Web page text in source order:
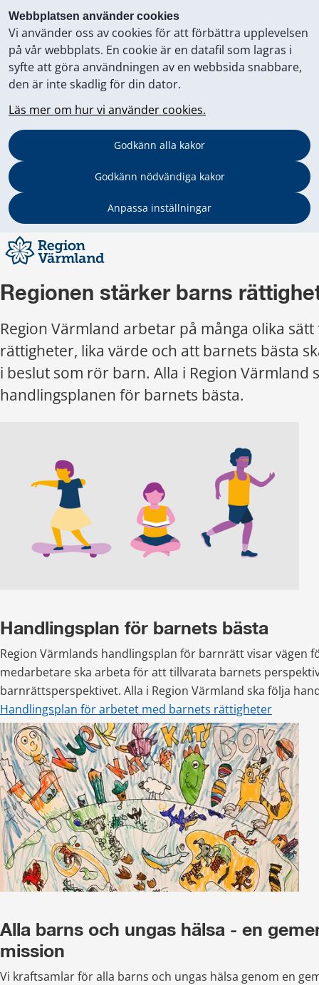
Webbplatsen använder cookies
Vi använder oss av cookies för att förbättra upplevelsen
på vår webbplats. En cookie är en datafil som lagras i
syfte att göra användningen av en webbsida snabbare,
den är inte skadlig för din dator.
Läs mer om hur vi använder cookies.
Godkänn alla kakor
Godkänn nödvändiga kakor
Anpassa inställningar
Regionen stärker barns
Region Värmland arbetar på många olika
rättigheter, lika värde och att barnets bästa
i beslut som rör barn. Alla i Region Värmland
handlingsplanen för barnets bästa.
Handlingsplan för barnets bästa
Region Värmlands handlingsplan för barnrätt visar vägen
medarbetare ska arbeta för att tillvarata barnets
barnrättsperspektivet. Alla i Region Värmland ska följa
Handlingsplan för arbetet med barnets rättigheter
Alla barns och ungas hälsa - en
mission
Vi kraftsamlar för alla barns och ungas hälsa genom en